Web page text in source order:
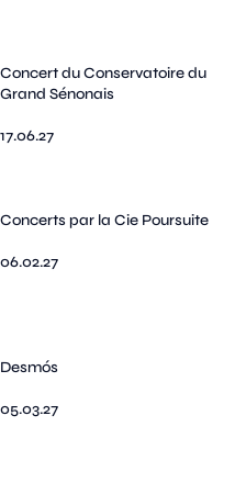
Concert du Conservatoire du
Grand Sénonais
17.06.27
Concerts par la Cie Poursuite
06.02.27
Desmós
05.03.27